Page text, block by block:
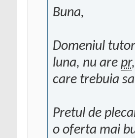
Buna,
Domeniul
luna, nu are pr
care trebuia
Pretul de
o oferta mai